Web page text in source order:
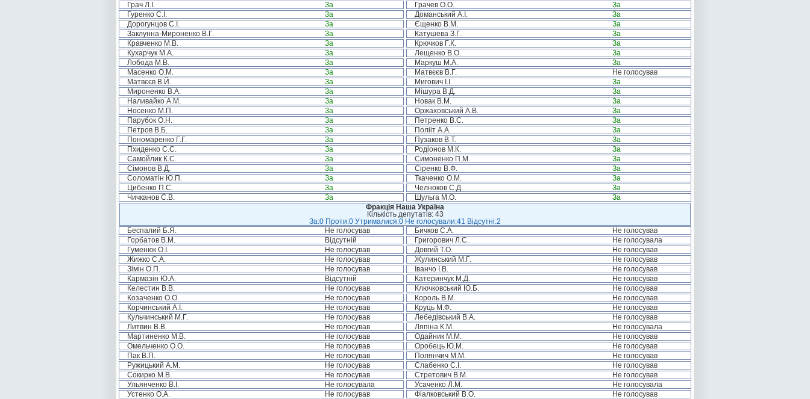
Грач Л.І.
За Грачев О.О.
За
Гуренко С.І.
За Доманський А.І.
За
Дорогунцов С.І.
За Єщенко В.М.
За
Заклунна-Мироненко В.Г.
За Катушева З.Г.
За
Кравченко М.В.
За Крючков Г.К.
За
Кухарчук М.А.
За Лещенко В.О.
За
Лобода М.В.
За Маркуш М.А.
За
Масенко О.М.
За Матвєєв В.Г.
Не голосував
Матвєєв В.Й.
За Мигович І.І.
За
Мироненко В.А.
За Мішура В.Д.
За
Наливайко А.М.
За Новак В.М.
За
Носенко М.П.
За Оржаховський А.В.
За
Парубок О.Н.
За Петренко В.С.
За
Петров В.Б.
За Полііт А.А.
За
Пономаренко Г.Г.
За Пузаков В.Т.
За
Пхиденко С.С.
За Родіонов М.К.
За
Самойлик К.С.
За Симоненко П.М.
За
Сімонов В.Д.
За Сіренко В.Ф.
За
Соломатін Ю.П.
За Ткаченко О.М.
За
Цибенко П.С.
За Челноков С.Д.
За
Чичканов С.В.
За Шульга М.О.
За
Фракція Наша Україна
Кількість депутатів: 43
За:0 Проти:0 Утрималися:0 Не голосували:41 Відсутні:2
Беспалий Б.Я.
Не голосував Бичков С.А.
Не голосував
Горбатов В.М.
Відсутній Григорович Л.С.
Не голосувала
Гуменюк О.І.
Не голосував Довгий Т.О.
Не голосував
Жижко С.А.
Не голосував Жулинський М.Г.
Не голосував
Зімін О.П.
Не голосував Іванчо І.В.
Не голосував
Кармазін Ю.А.
Відсутній Катеринчук М.Д.
Не голосував
Келестин В.В.
Не голосував Ключковський Ю.Б.
Не голосував
Козаченко О.О.
Не голосував Король В.М.
Не голосував
Корчинський А.І.
Не голосував Круць М.Ф.
Не голосував
Кульчинський М.Г.
Не голосував Лебедівський В.А.
Не голосував
Литвин В.В.
Не голосував Ляпіна К.М.
Не голосувала
Мартиненко М.В.
Не голосував Одайник М.М.
Не голосував
Омельченко О.О.
Не голосував Оробець Ю.М.
Не голосував
Пак В.П.
Не голосував Полянчич М.М.
Не голосував
Ружицький А.М.
Не голосував Слабенко С.І.
Не голосував
Сокирко М.В.
Не голосував Стретович В.М.
Не голосував
Ульянченко В.І.
Не голосувала Усаченко Л.М.
Не голосувала
Устенко О.А.
Не голосував Фіалковський В.О.
Не голосував